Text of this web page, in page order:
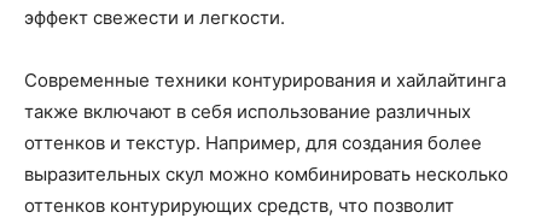
эффект свежести и легкости.
Современные техники контурирования и хайлайтинга
также включают в себя использование различных
оттенков и текстур. Например, для создания более
выразительных скул можно комбинировать несколько
оттенков контурирующих средств, что позволит